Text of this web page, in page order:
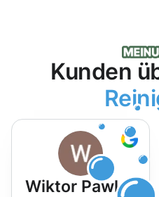
Kunden
Wiktor Pawlak